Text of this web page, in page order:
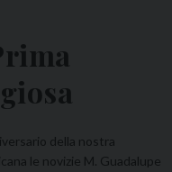
della nostra
le novizie M. Guadalupe